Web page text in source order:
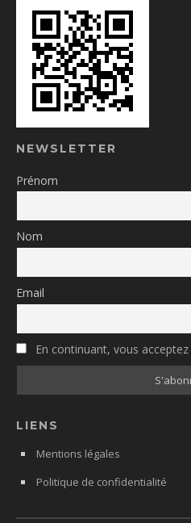
NEWSLETTER
Prénom
Nom
Email
En continuant, vous
LIENS
Mentions légales
Politique de confidentialité